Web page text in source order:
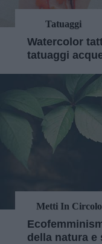
Tatuaggi
Watercolor
tatuaggi
Metti In Circolo
della natura e